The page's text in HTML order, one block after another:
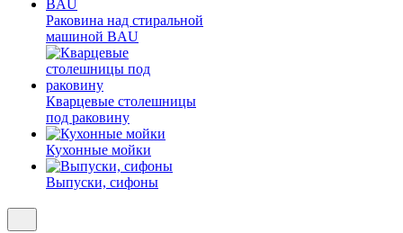
Раковина над стиральной
машиной BAU
Кварцевые столешницы
под раковину
Кухонные мойки
Выпуски, сифоны